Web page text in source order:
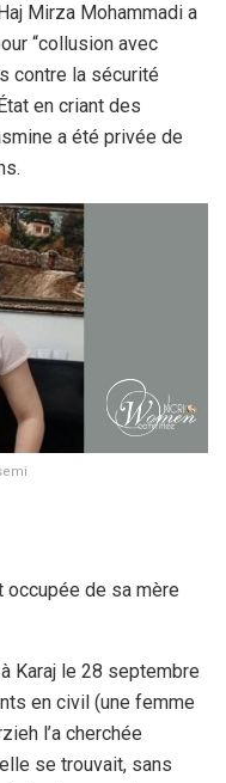
Mirza Mohammadi a
“collusion avec
contre la sécurité
en criant des
a été privée de
occupée de sa mère
Karaj le 28 septembre
en civil (une femme
l’a cherchée
se trouvait, sans